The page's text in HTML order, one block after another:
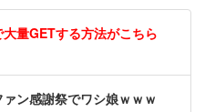
大量GETする方法がこちら
ン感謝祭でワシ娘ｗｗｗ